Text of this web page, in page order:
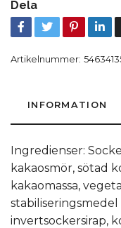
Dela
Artikelnummer:
INFORMATION
Ingredienser:
kakaosmör, sötad
kakaomassa,
invertsockersirap,